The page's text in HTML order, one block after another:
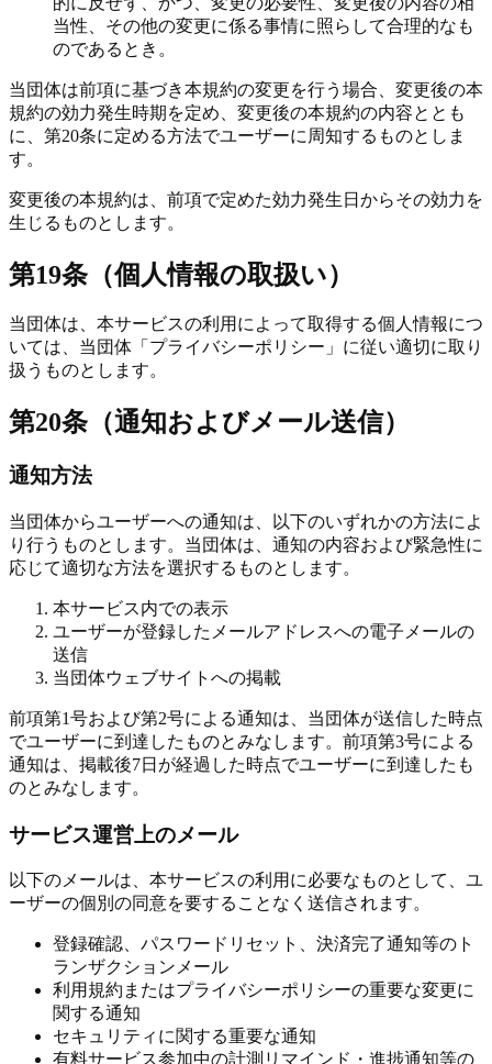
当性、その他の変更に係る事情に照らして合理的なも
のであるとき。
当団体は前項に基づき本規約の変更を行う場合、変更後の本
規約の効力発生時期を定め、変更後の本規約の内容ととも
に、第20条に定める方法でユーザーに周知するものとしま
す。
変更後の本規約は、前項で定めた効力発生日からその効力を
生じるものとします。
第19条（個人情報の取扱い）
当団体は、本サービスの利用によって取得する個人情報につ
いては、当団体「プライバシーポリシー」に従い適切に取り
扱うものとします。
第20条（通知およびメール送信）
通知方法
当団体からユーザーへの通知は、以下のいずれかの方法によ
り行うものとします。当団体は、通知の内容および緊急性に
応じて適切な方法を選択するものとします。
本サービス内での表示
ユーザーが登録したメールアドレスへの電子メールの
送信
当団体ウェブサイトへの掲載
前項第1号および第2号による通知は、当団体が送信した時点
でユーザーに到達したものとみなします。前項第3号による
通知は、掲載後7日が経過した時点でユーザーに到達したも
のとみなします。
サービス運営上のメール
以下のメールは、本サービスの利用に必要なものとして、ユ
ーザーの個別の同意を要することなく送信されます。
登録確認、パスワードリセット、決済完了通知等のト
ランザクションメール
利用規約またはプライバシーポリシーの重要な変更に
関する通知
セキュリティに関する重要な通知
有料サービス参加中の計測リマインド・進捗通知等の